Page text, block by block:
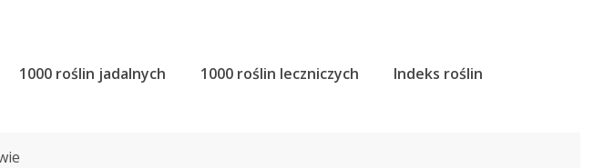
1000 roślin jadalnych 1000 roślin leczniczych Indeks roślin